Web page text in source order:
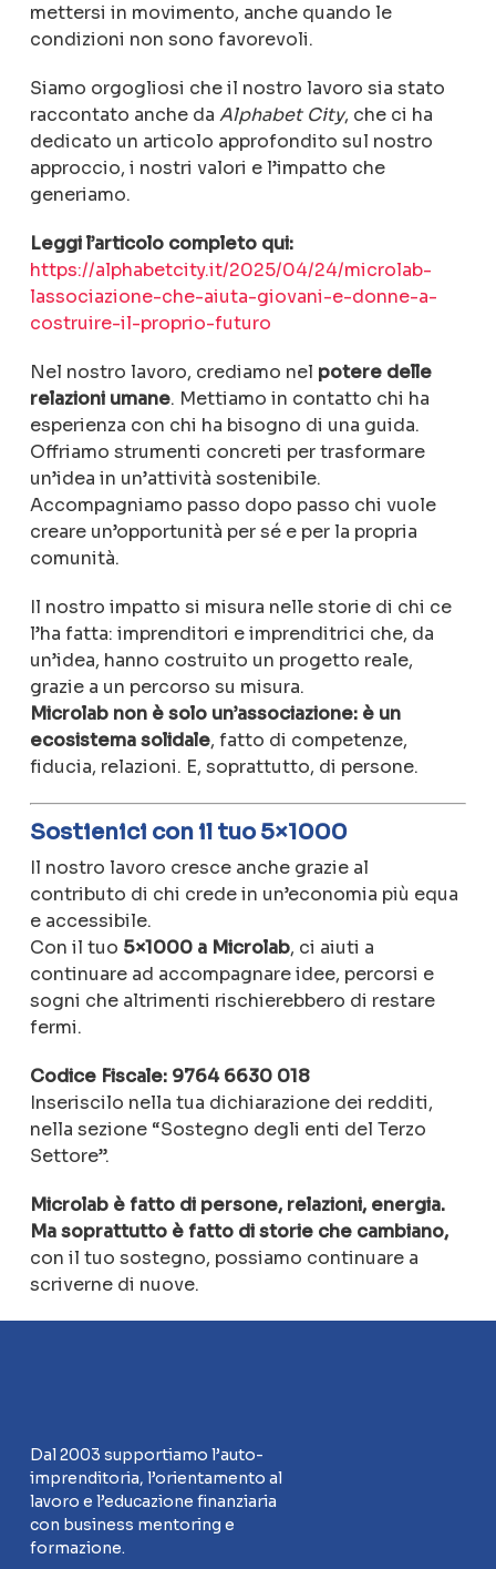
mettersi in movimento, anche quando le
condizioni non sono favorevoli.
Siamo orgogliosi cheil nostro lavoro sia stato
raccontato anche da Alphabet City, che ci ha
dedicato un articolo approfondito sul nostro
approccio, i nostri valori el’impatto che
generiamo.
Leggil’articolo completo qui:
https://alphabetcity.it/2025/04/24/microlab-
lassociazione-che-aiuta-giovani-e-donne-a-
costruire-il-proprio-futuro
Nel nostro lavoro, crediamo nel potere delle
relazioni umane. Mettiamo in contatto chi ha
esperienza con chi ha bisogno di una guida.
Offriamo strumenti concreti pertrasformare
un’idea in un’attività sostenibile.
Accompagniamo passo dopo passo chi vuole
creare un’opportunità persé e perla propria
comunità.
Il nostro impatto si misura nellestorie di chi ce
l’ha fatta: imprenditori eimprenditrici che, da
un’idea, hanno costruito un progetto reale,
grazie a un percorso su misura.
Microlab non èsolo un’associazione: è un
ecosistemasolidale, fatto di competenze,
fiducia, relazioni. E, soprattutto, di persone.
Sostienici con il tuo5×1000
Il nostro lavoro cresce anche grazie al
contributo di chi credein un’economia più equa
e accessibile.
Con il tuo 5×1000 a Microlab, ci aiuti a
continuare ad accompagnareidee, percorsi e
sogni che altrimenti rischierebbero di restare
fermi.
Codice Fiscale: 9764 6630 018
Inseriscilo nella tua dichiarazione dei redditi,
nella sezione “Sostegno degli enti del Terzo
Settore”.
Microlab èfatto di persone, relazioni, energia.
Masoprattutto èfatto distorie che cambiano,
con il tuo sostegno, possiamo continuare a
scriverne di nuove.
Dal 2003 supportiamo l’auto-
imprenditoria, l’orientamento al
lavoro e l’educazione finanziaria
con business mentoring e
formazione.